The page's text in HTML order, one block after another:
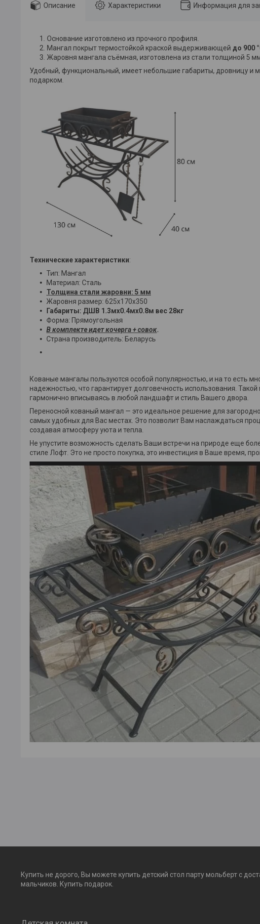
Описание Характеристики Информация для
Основание изготовлено из прочного профиля.
Мангал покрыт термостойкой краской выдерживающей до 900
Жаровня мангала съёмная, изготовлена из стали толщиной 5
Удобный, функциональный, имеет небольшие габариты, дровницу и
подарком.
Технические характеристики:
Тип: Мангал
Материал: Сталь
Толщина стали жаровни: 5 мм
Жаровня размер: 625x170x350
Габариты: ДШВ 1.3мх0.4мх0.8м вес 28кг
Форма: Прямоугольная
В комплекте идет кочерга + совок.
Страна производитель: Беларусь
Кованые мангалы пользуются особой популярностью, и на то есть
надежностью, что гарантирует долговечность использования.
гармонично вписываясь в любой ландшафт и стиль Вашего двора.
Переносной кованый мангал — это идеальное решение для
самых удобных для Вас местах. Это позволит Вам наслаждаться
создавая атмосферу уюта и тепла.
Не упустите возможность сделать Ваши встречи на природе еще
стиле Лофт. Это не просто покупка, это инвестиция в Ваше время,
Купить не дорого, Вы можете купить детский стол парту мольберт с
мальчиков. Купить подарок.